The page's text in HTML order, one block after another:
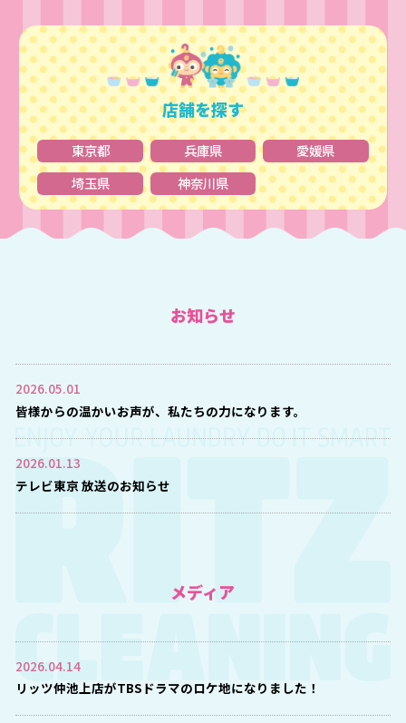
店舗を探す
東京都 兵庫県
愛媛県
埼玉県
神奈川県
お知らせ
2026.05.01
皆様からの温かいお声が、私たちの力になります。
2026.01.13
テレビ東京 放送のお知らせ
メディア
2026.04.14
リッツ仲池上店がTBSドラマのロケ地になりました！